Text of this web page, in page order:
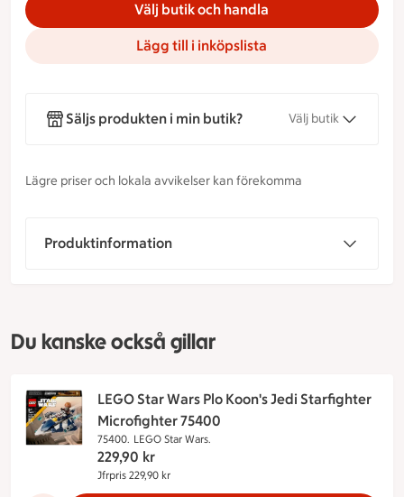
Välj butik och handla
Lägg till i inköpslista
Säljs produkten i min butik? Välj butik
Lägre priser och lokala avvikelser kan förekomma
Produktinformation
Du kanske också gillar
LEGO Star Wars Plo Koon's Jedi Starfighter
Microfighter 75400
75400. LEGO Star Wars.
229,90 kr
Jfrpris 229,90 kr